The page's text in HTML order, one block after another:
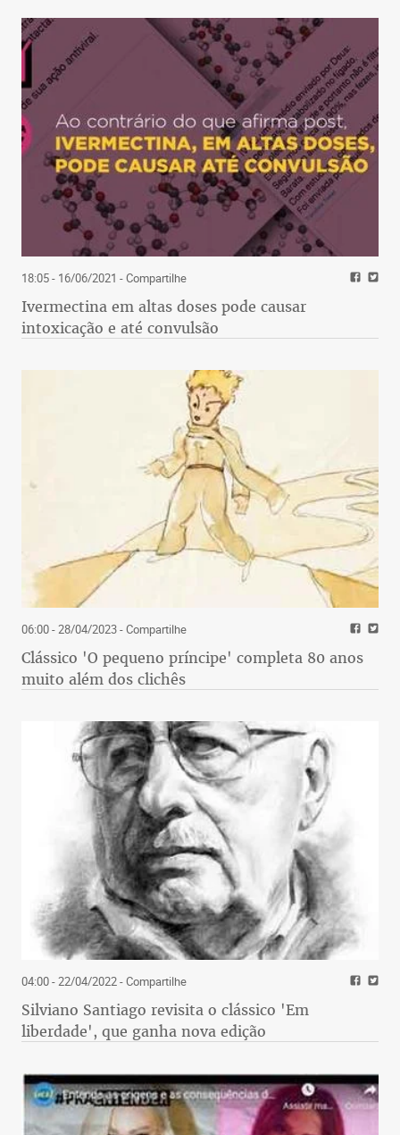
18:05 - 16/06/2021 - Compartilhe
Ivermectina em altas doses pode causar
intoxicação e até convulsão
06:00 - 28/04/2023- Compartilhe
Clássico 'O pequeno príncipe' completa 80 anos
muito além dos clichês
04:00 - 22/04/2022- Compartilhe
Silviano Santiago revisita o clássico 'Em
liberdade', que ganha nova edição